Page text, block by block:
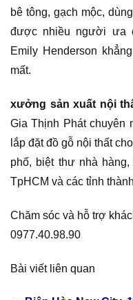
bê tông, gạch mộc,
được nhiều người ưa
Emily Henderson
mất.
xưởng sản xuất nội
Gia Thịnh Phát chuyên
lắp đặt đồ gỗ nội thất
phố, biệt thư nhà
TpHCM và các tỉnh
Chăm sóc và hỗ trợ
0977.40.98.90
Bài viết liên quan